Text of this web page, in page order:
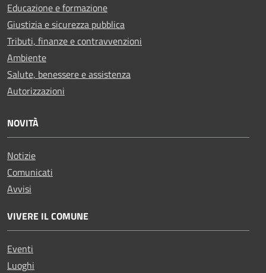
Educazione e formazione
Giustizia e sicurezza pubblica
Tributi, finanze e contravvenzioni
Ambiente
Salute, benessere e assistenza
Autorizzazioni
NOVITÀ
Notizie
Comunicati
Avvisi
VIVERE IL COMUNE
Eventi
Luoghi